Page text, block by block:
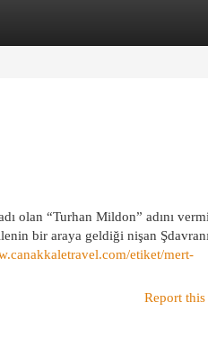
olan “Turhan Mildon” adını
bir araya geldiği nişan
etiket/mert-
Report this